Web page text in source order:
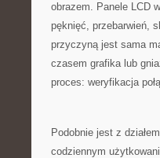
obrazem. Panele LCD
pęknięć, przebarwień,
przyczyną jest sama
czasem grafika lub
proces: weryfikacja
Podobnie jest z
codziennym